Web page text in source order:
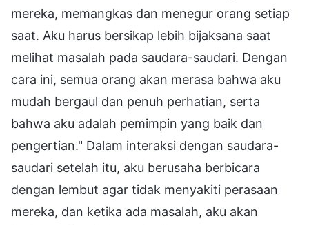
mereka, memangkas dan menegur orang setiap
saat. Aku harus bersikap lebih bijaksana saat
melihat masalah pada saudara-saudari. Dengan
cara ini, semua orang akan merasa bahwa aku
mudah bergaul dan penuh perhatian, serta
bahwa aku adalah pemimpin yang baik dan
pengertian." Dalam interaksi dengan saudara-
saudari setelah itu, aku berusaha berbicara
dengan lembut agar tidak menyakiti perasaan
mereka, dan ketika ada masalah, aku akan